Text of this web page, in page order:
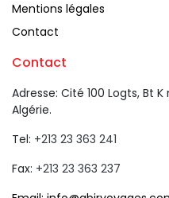
Mentions légales
Contact
Contact
Adresse: Cité 100 Logts, Bt
Algérie.
Tel: +213 23 363 241
Fax: +213 23 363 237